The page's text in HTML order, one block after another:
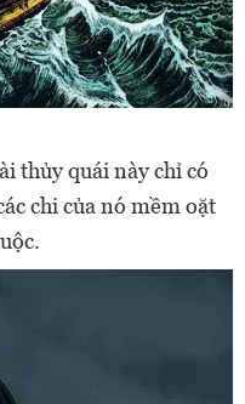
thủy quái này chỉ có
chi của nó mềm oặt